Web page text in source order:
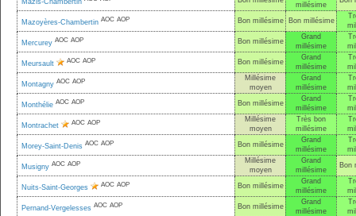
Mazis-Chambertin
millésime
Mazoyères-Chambertin AOC AOP Bon millésime Bon millésime
Mercurey AOC AOP Bon millésime
Grand
millésime
Meursault AOC AOP Bon millésime
Grand
millésime
Montagny AOC AOP
Millésime
moyen
Grand
millésime
Monthélie AOC AOP Bon millésime
Grand
millésime
Montrachet AOC AOP
Millésime
moyen
Très bon
millésime
Morey-Saint-Denis AOC AOP Bon millésime
Grand
millésime
Musigny AOC AOP
Millésime
moyen
Grand
millésime
Bon
Nuits-Saint-Georges AOC AOP Bon millésime
Grand
millésime
Pernand-Vergelesses AOC AOP Bon millésime
Grand
millésime